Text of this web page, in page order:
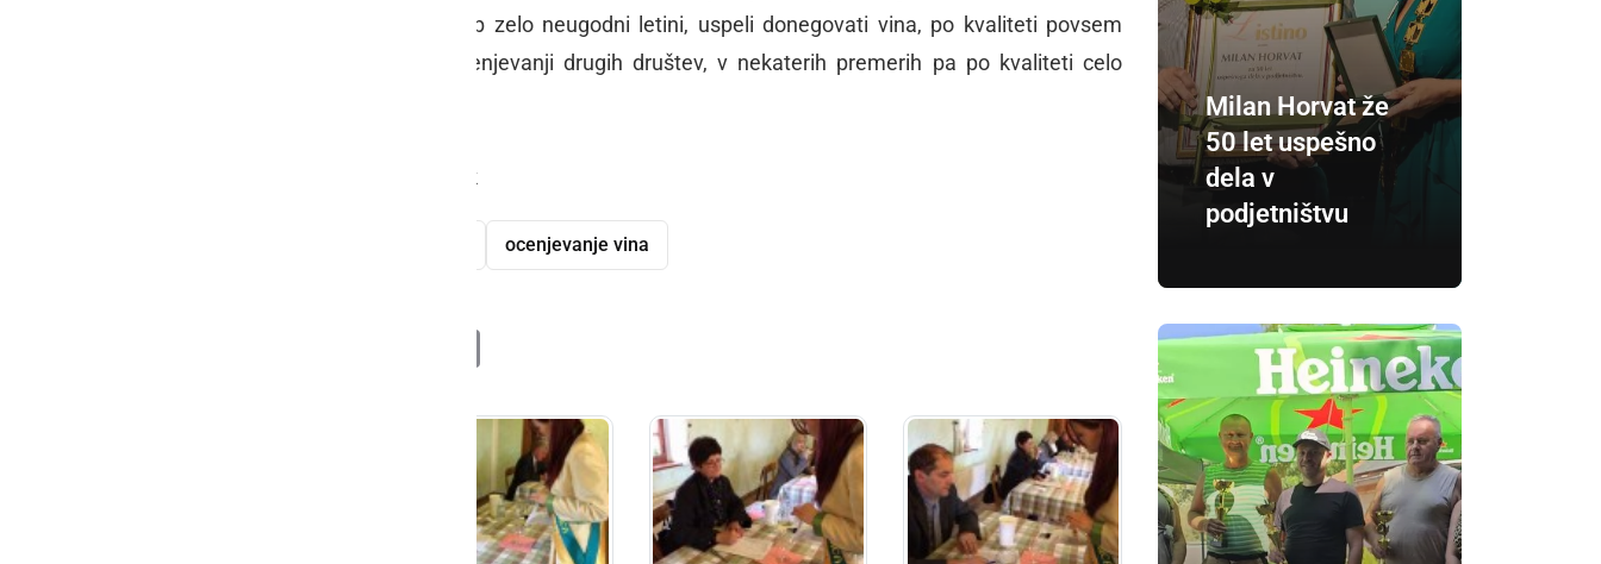
truda in znanja pri kletarjenju, kljub zelo neugodni letini, uspeli donegovati vina, po kvaliteti povsem
primerljiva z doslej izvedenimi ocenjevanji drugih društev, v nekaterih premerih pa po kvaliteti celo
Foto: Anton Žinko in Tomaž Šišernik
ocenjevanje vina
PrintFriendly
Milan Horvat že
50 let uspešno
dela v
podjetništvu